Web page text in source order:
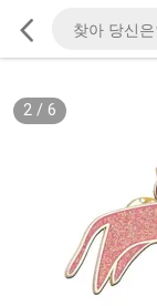
2/ 6